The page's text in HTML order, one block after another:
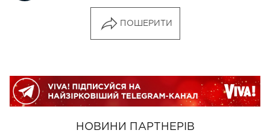
ПОШЕРИТИ
НОВИНИ ПАРТНЕРІВ